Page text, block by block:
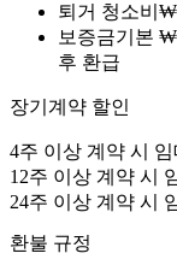
퇴거 청소비 ₩
보증금기본 ₩
후 환급
장기계약 할인
4주 이상 계약 시 임
12주 이상 계약 시
24주 이상 계약 시
환불 규정